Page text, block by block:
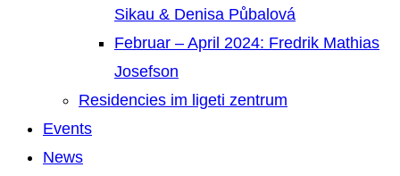
Sikau & Denisa Půbalová
Februar – April 2024: Fredrik Mathias
Josefson
Residencies im ligeti zentrum
Events
News